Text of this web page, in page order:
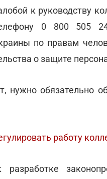
к руководству
0 800 505
по правам
о защите
нужно обязательно
работу